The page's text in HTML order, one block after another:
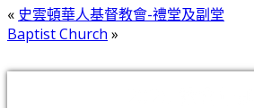
« 史雲頓華人基督教會-禮堂及副堂
Baptist Church »